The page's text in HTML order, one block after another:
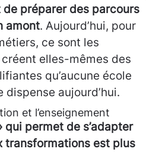
préparer des parcours
amont. Aujourd’hui, pour
ce sont les
elles-mêmes des
qu’aucune école
dispense aujourd’hui.
et l’enseignement
qui permet de s’adapter
transformations est plus